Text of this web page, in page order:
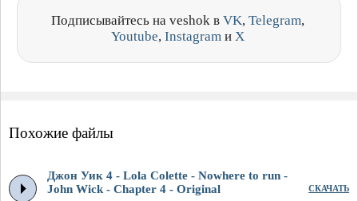
Подписывайтесь на veshok в VK, Telegram,
Youtube, Instagram и X
Похожие файлы
Джон Уик 4 - Lola Colette - Nowhere to run -
John Wick - Chapter 4 - Original
СКАЧАТЬ